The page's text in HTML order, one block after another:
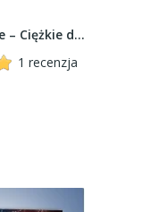
Obraz na płótnie – Ciężkie dzbany na małych...
1 recenzja